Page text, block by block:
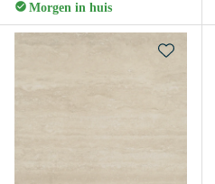
Morgen in huis